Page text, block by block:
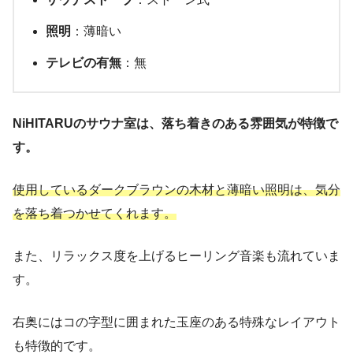
照明 ：薄暗い
テレビの有無 ：無
NiHITARUのサウナ室は、落ち着きのある雰囲気が特徴で
す。
使用しているダークブラウンの木材と薄暗い照明は、気分
を落ち着つかせてくれます。
また、リラックス度を上げるヒーリング音楽も流れていま
す。
右奥にはコの字型に囲まれた玉座のある特殊なレイアウト
も特徴的です。